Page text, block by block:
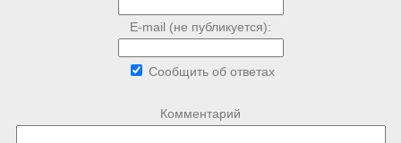
E-mail (не публикуется):
Сообщить об ответах
Комментарий